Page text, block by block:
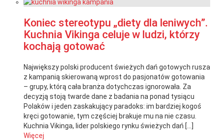
Koniec stereotypu „diety dla leniwych”.
Kuchnia Vikinga celuje w ludzi, którzy
kochają gotować
Największy polski producent świeżych dań gotowych rusza
z kampanią skierowaną wprost do pasjonatów gotowania
– grupy, którą cała branża dotychczas ignorowała. Za
decyzją stoją twarde dane z badania na ponad tysiącu
Polaków i jeden zaskakujący paradoks: im bardziej kogoś
kręci gotowanie, tym częściej brakuje mu na nie czasu.
Kuchnia Vikinga, lider polskiego rynku świeżych dań […]
Więcej